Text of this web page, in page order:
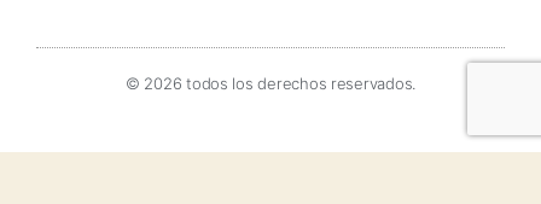
© 2026 todos los derechos reservados.